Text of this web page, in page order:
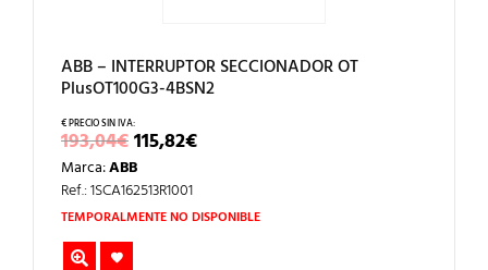
ABB – INTERRUPTOR SECCIONADOR OT
PlusOT100G3-4BSN2
193,04€EL
PRECIO
ORIGINAL
ERA:
193,04€.
115,82€EL
PRECIO
115,82€.
Marca:ABB
Ref.: 1SCA162513R1001
TEMPORALMENTE NO DISPONIBLE